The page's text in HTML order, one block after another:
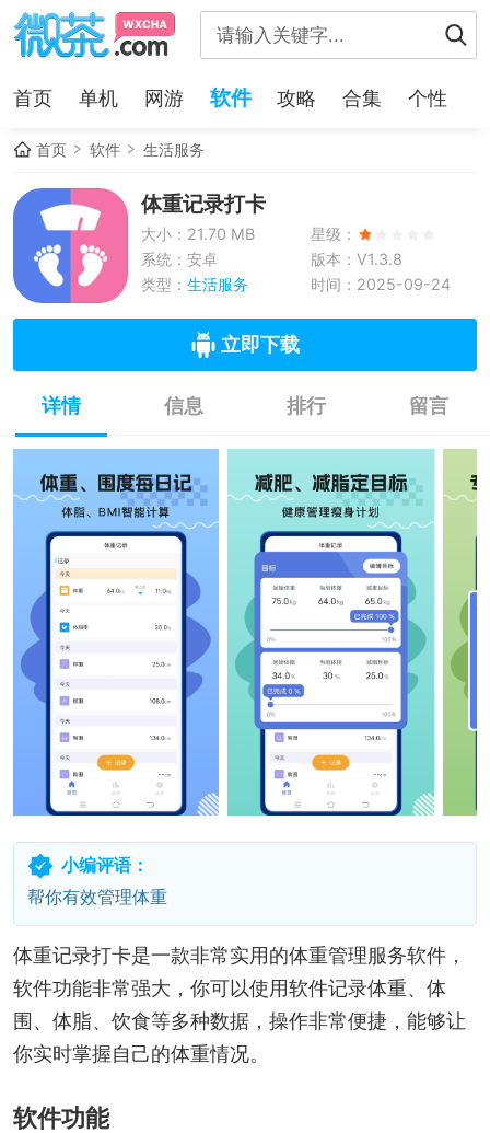
首页 单机 网游 软件 攻略 合集 个性
首页 软件 生活服务
体重记录打卡
大小：21.70 MB
星级：
系统：安卓
版本：V1.3.8
类型： 生活服务 时间：2025-09-24
立即下载
详情 信息 排行 留言
小编评语：
帮你有效管理体重
体重记录打卡是一款非常实用的体重管理服务软件，
软件功能非常强大，你可以使用软件记录体重、体
围、体脂、饮食等多种数据，操作非常便捷，能够让
你实时掌握自己的体重情况。
软件功能